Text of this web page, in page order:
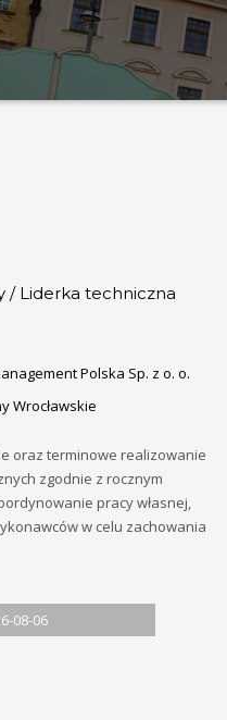
/ Liderka techniczna
Polska Sp. z o. o.
Wrocławskie
oraz terminowe realizowanie
zgodnie z rocznym
pracy własnej,
w celu zachowania
08-06